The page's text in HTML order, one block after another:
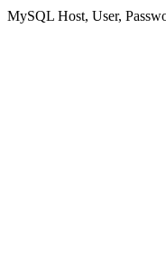
MySQL Host, User,